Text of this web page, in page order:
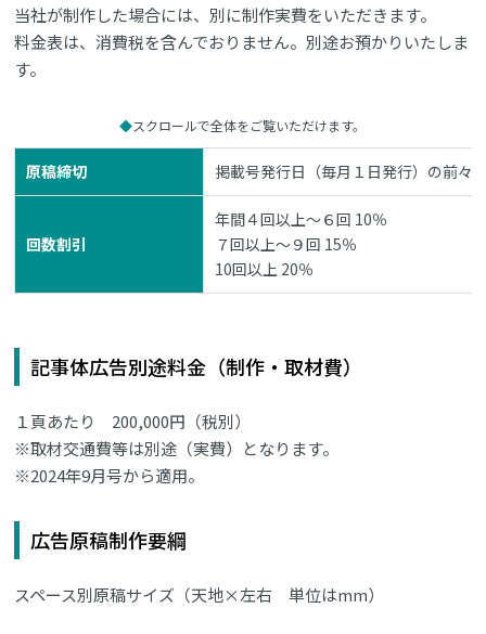
当社が制作した場合には、別に制作実費をいただきます。
料金表は、消費税を含んでおりません。別途お預かりいたしま
す。
スクロールで全体をご覧いただけます。
原稿締切 掲載号発行日（毎月１日発行）の前々
回数割引
年間４回以上～６回 10％
７回以上～９回 15％
10回以上 20％
記事体広告別途料金（制作・取材費）
１頁あたり 200,000円（税別）
※取材交通費等は別途（実費）となります。
※2024年9月号から適用。
広告原稿制作要綱
スペース別原稿サイズ（天地×左右 単位はmm）